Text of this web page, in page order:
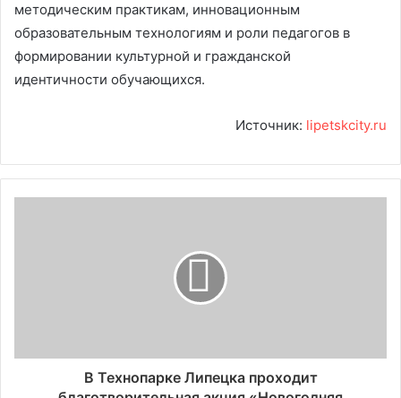
методическим практикам, инновационным
образовательным технологиям и роли педагогов в
формировании культурной и гражданской
идентичности обучающихся.
Источник: lipetskcity.ru
В Технопарке Липецка проходит